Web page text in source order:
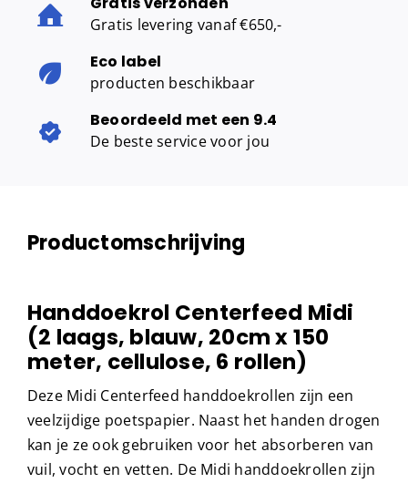
Gratis levering vanaf €650,-
Eco label
producten beschikbaar
Beoordeeld met een 9.4
De beste service voor jou
Productomschrijving
Handdoekrol Centerfeed Midi
(2 laags, blauw, 20cm x 150
meter, cellulose, 6 rollen)
Deze Midi Centerfeed handdoekrollen zijn een
veelzijdige poetspapier. Naast het handen drogen
kan je ze ook gebruiken voor het absorberen van
vuil, vocht en vetten. De Midi handdoekrollen zijn